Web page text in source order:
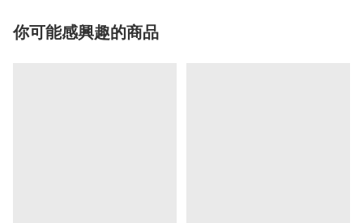
你可能感興趣的商品